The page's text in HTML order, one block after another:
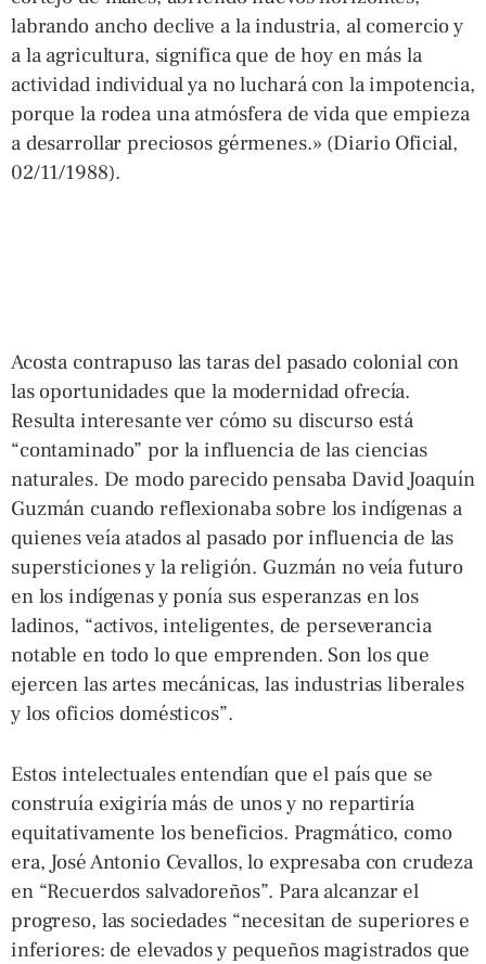
labrando ancho declive a la industria, al comercio y
a la agricultura, significa que de hoy en más la
actividad individual ya no luchará con la impotencia,
porque la rodea una atmósfera de vida que empieza
a desarrollar preciosos gérmenes.» (Diario Oficial,
02/11/1988).
Acosta contrapuso las taras del pasado colonial con
las oportunidades que la modernidad ofrecía.
Resulta interesante ver cómo su discurso está
“contaminado” por la influencia de las ciencias
naturales. De modo parecido pensaba David Joaquín
Guzmán cuando reflexionaba sobre los indígenas a
quienes veía atados al pasado por influencia de las
supersticiones y la religión. Guzmán no veía futuro
en los indígenas y ponía sus esperanzas en los
ladinos, “activos, inteligentes, de perseverancia
notable en todo lo que emprenden. Son los que
ejercen las artes mecánicas, las industrias liberales
y los oficios domésticos”.
Estos intelectuales entendían que el país que se
construía exigiría más de unos y no repartiría
equitativamente los beneficios. Pragmático, como
era, José Antonio Cevallos, lo expresaba con crudeza
en “Recuerdos salvadoreños”. Para alcanzar el
progreso, las sociedades “necesitan de superiores e
inferiores: de elevados y pequeños magistrados que